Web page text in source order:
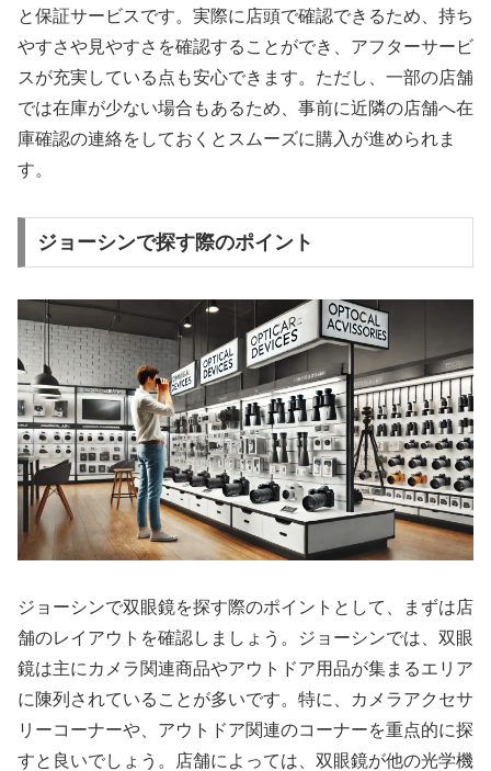
と保証サービスです。実際に店頭で確認できるため、持ち
やすさや見やすさを確認することができ、アフターサービ
スが充実している点も安心できます。ただし、一部の店舗
では在庫が少ない場合もあるため、事前に近隣の店舗へ在
庫確認の連絡をしておくとスムーズに購入が進められま
す。
ジョーシンで探す際のポイント
ジョーシンで双眼鏡を探す際のポイントとして、まずは店
舗のレイアウトを確認しましょう。ジョーシンでは、双眼
鏡は主にカメラ関連商品やアウトドア用品が集まるエリア
に陳列されていることが多いです。特に、カメラアクセサ
リーコーナーや、アウトドア関連のコーナーを重点的に探
すと良いでしょう。店舗によっては、双眼鏡が他の光学機